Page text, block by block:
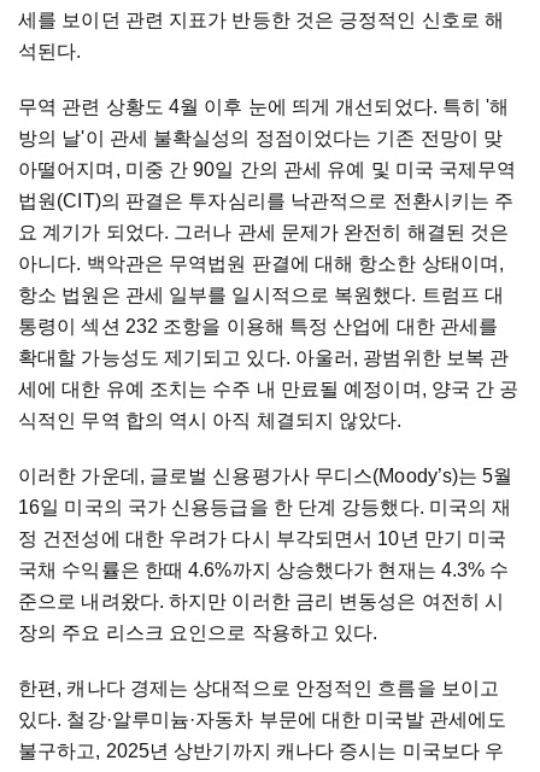
세를 보이던 관련 지표가 반등한 것은 긍정적인 신호로 해
석된다.
무역 관련 상황도 4월 이후 눈에 띄게 개선되었다. 특히 '해
방의 날'이 관세 불확실성의 정점이었다는 기존 전망이 맞
아떨어지며, 미중 간 90일 간의 관세 유예 및 미국 국제무역
법원(CIT)의 판결은 투자심리를 낙관적으로 전환시키는 주
요 계기가 되었다. 그러나 관세 문제가 완전히 해결된 것은
아니다. 백악관은 무역법원 판결에 대해 항소한 상태이며,
항소 법원은 관세 일부를 일시적으로 복원했다. 트럼프 대
통령이 섹션 232 조항을 이용해 특정 산업에 대한 관세를
확대할 가능성도 제기되고 있다. 아울러, 광범위한 보복 관
세에 대한 유예 조치는 수주 내 만료될 예정이며, 양국 간 공
식적인 무역 합의 역시 아직 체결되지 않았다.
이러한 가운데, 글로벌 신용평가사 무디스(Moody’s)는 5월
16일 미국의 국가 신용등급을 한 단계 강등했다. 미국의 재
정 건전성에 대한 우려가 다시 부각되면서 10년 만기 미국
국채 수익률은 한때 4.6%까지 상승했다가 현재는 4.3% 수
준으로 내려왔다. 하지만 이러한 금리 변동성은 여전히 시
장의 주요 리스크 요인으로 작용하고 있다.
한편, 캐나다 경제는 상대적으로 안정적인 흐름을 보이고
있다. 철강·알루미늄·자동차 부문에 대한 미국발 관세에도
불구하고, 2025년 상반기까지 캐나다 증시는 미국보다 우